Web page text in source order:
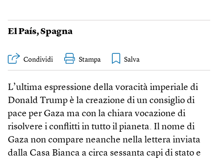
El País,Spagna
Condividi Stampa
L’ultima espressione della voracità imperiale di
Donald Trump è la creazione di un consiglio di
pace per Gaza ma con la chiara vocazione di
risolvere i conflitti in tutto il pianeta. Il nome di
Gaza non compare neanche nella lettera inviata
dalla Casa Bianca a circa sessanta capi di stato e